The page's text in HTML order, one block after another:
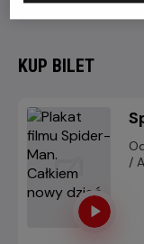
KUP BILET
/